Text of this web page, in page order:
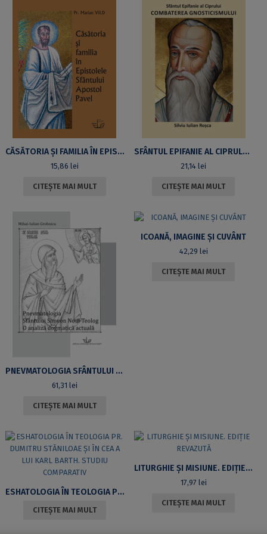
CĂSĂTORIA ȘI FAMILIA ÎN EPISTOLELE SFÂNTULUI APOSTOL PAVEL
15,86 lei
CITEȘTE MAI MULT
SFÂNTUL EPIFANIE AL CIPRULUI. COMBATEREA GNOSTICISMULUI
21,14lei
CITEȘTE MAI MULT
PNEVMATOLOGIA SFÂNTULUI SIMEON NOUL TEOLOG. O ANALIZĂ DOGMATICĂ ACTUALĂ
61,31 lei
CITEȘTE MAI MULT
ICOANĂ, IMAGINE ȘI CUVÂNT
42,29 lei
CITEȘTE MAI MULT
ESHATOLOGIA ÎN TEOLOGIA PR. DUMITRU STĂNILOAE ȘI ÎN CEA A LUI KARL BARTH. STUDIU COMPARATIV
CITEȘTE MAI MULT
LITURGHIE ȘI MISIUNE. EDIȚIE REVAZUTĂ
17,97 lei
CITEȘTE MAI MULT